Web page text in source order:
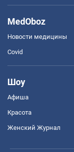
MedOboz
Новости медицины
Covid
Шоу
Афиша
Красота
Женский Журнал